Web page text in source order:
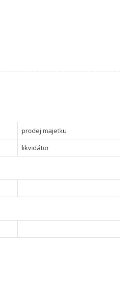
prodej majetku
likvidátor